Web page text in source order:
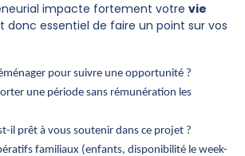
impacte fortement votre vie
donc essentiel de faire un point sur vos
pour suivre une opportunité ?
une période sans rémunération les
il prêt à vous soutenir dans ce projet ?
familiaux (enfants, disponibilité le week-